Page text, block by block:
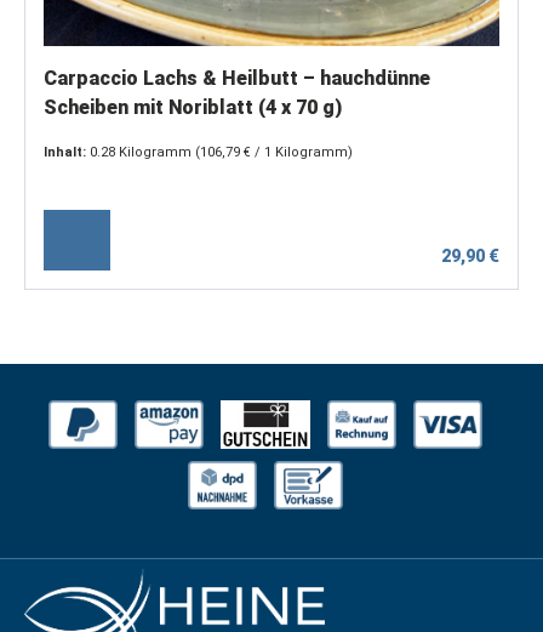
Carpaccio Lachs & Heilbutt – hauchdünne
Scheiben mit Noriblatt (4 x 70 g)
Inhalt: 0.28 Kilogramm (106,79 € / 1 Kilogramm)
29,90 €